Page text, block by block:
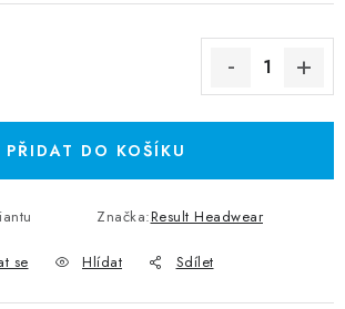
PŘIDAT DO KOŠÍKU
Značka:Result Headwear
se Hlídat Sdílet